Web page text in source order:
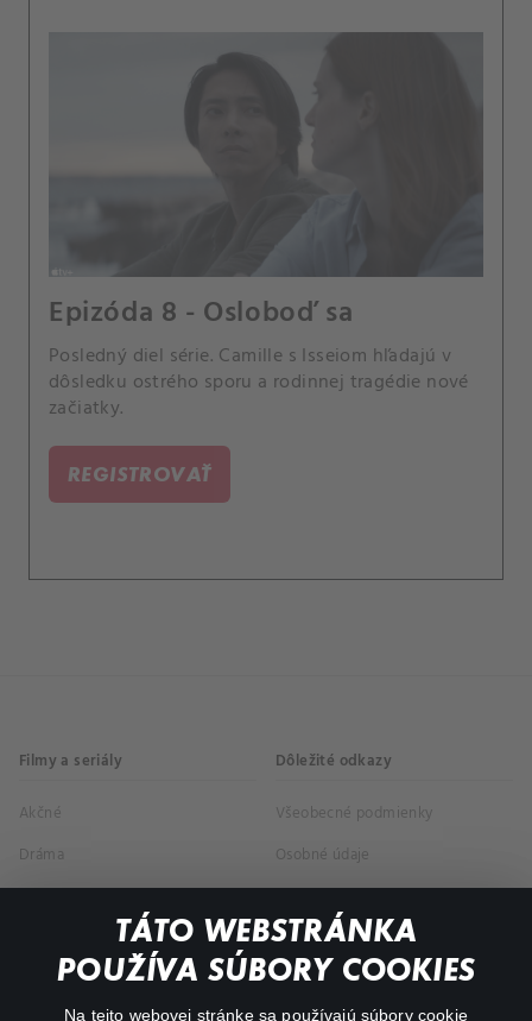
TÁTO WEBSTRÁNKA
POUŽÍVA SÚBORY COOKIES
Na tejto webovej stránke sa používajú súbory cookie
Epizóda 8 - Osloboď sa
Posledný diel série. Camille s Isseiom hľadajú v
dôsledku ostrého sporu a rodinnej tragédie nové
začiatky.
REGISTROVAŤ
Filmy a seriály
Akčné
Dráma
Dôležité odkazy
Všeobecné podmienky
Osobné údaje